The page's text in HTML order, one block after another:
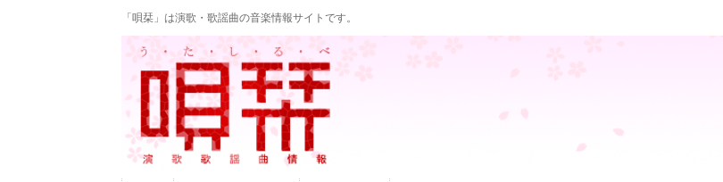
「唄栞」は演歌・歌謡曲の音楽情報サイトです。